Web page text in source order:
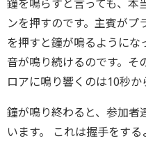
鐘を鳴らすと言っても、本
ンを押すのです。主賓がプ
を押すと鐘が鳴るようにな
音が鳴り続けるのです。そ
ロアに鳴り響くのは10秒か
鐘が鳴り終わると、参加者
います。 これは握手をす